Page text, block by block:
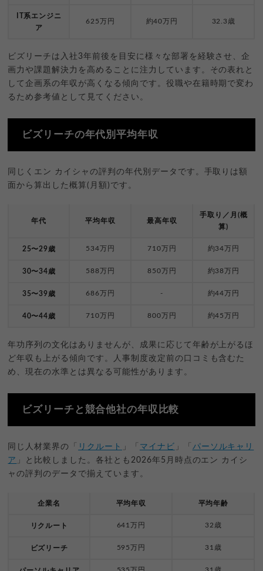
IT系エンジニ
ア
625万円 約40万円 32.3歳
ビズリーチは入社3年前後を目安に様々な部署を経験させ、企
画力や課題解決力を高めることに注力しています。その表れと
して企画系の年収が高くなる傾向です。役職や在籍時期で変わ
るため参考値として見てください。
ビズリーチの年代別平均年収
同じくエン カイシャの評判の年代別データです。手取りは額
面から算出した概算(月額)です。
年代 平均年収 最高年収
手取り／月(概
算)
25〜29歳 534万円 710万円 約34万円
30〜34歳 588万円 850万円 約38万円
35〜39歳 686万円 - 約44万円
40〜44歳 710万円 800万円 約45万円
年功序列の文化はありませんが、成果に応じて年齢が上がるほ
ど年収も上がる傾向です。人事制度改定前の口コミも含むた
め、現在の水準とは異なる可能性があります。
ビズリーチと競合他社の年収比較
同じ人材業界の「 リクルート 」「 マイナビ 」「 パーソルキャリ
ア 」と比較しました。各社とも2026年5月時点のエン カイシ
ャの評判のデータで揃えています。
企業名 平均年収 平均年齢
リクルート 641万円 32歳
ビズリーチ 595万円 31歳